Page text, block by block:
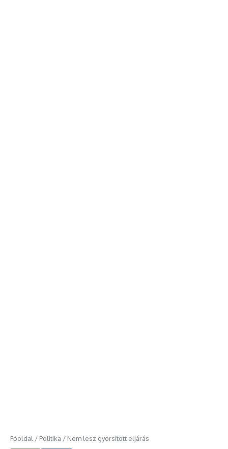
Főoldal / Politika / Nem lesz gyorsított eljárás